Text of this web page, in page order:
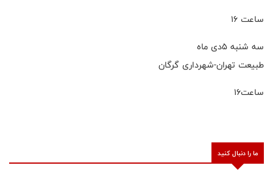
ساعت ۱۶
سه شنبه ۵دی ماه
طبیعت تهران-شهرداری گرگان
ساعت۱۶
ما را دنبال کنید